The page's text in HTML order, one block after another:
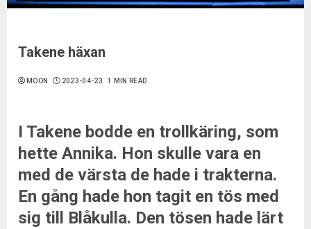
Takene häxan
MOON 2023-04-23 1 MIN READ
I Takene bodde en trollkäring, som
hette Annika. Hon skulle vara en
med de värsta de hade i trakterna.
En gång hade hon tagit en tös med
sig till Blåkulla. Den tösen hade lärt